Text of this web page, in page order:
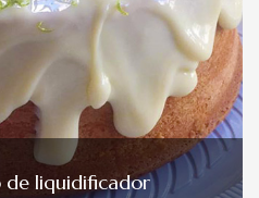
de liquidificador